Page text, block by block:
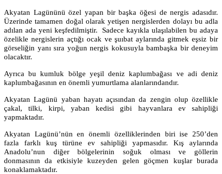
Akyatan Lagününü özel yapan bir başka öğesi de nergis adasıdır.
Üzerinde tamamen doğal olarak yetişen nergislerden dolayı bu adla
adılan ada yeni keşfedilmiştir. Sadece kayıkla ulaşılabilen bu adaya
özelikle nergislerin açtığı ocak ve şuıbat aylarında gitmek eşsiz bir
görseliğin yanı sıra yoğun nergis kokusuyla bambaşka bir deneyim
olacaktır.
Ayrıca bu kumluk bölge yeşil deniz kaplumbağası ve adi deniz
kaplumbağasının en önemli yumurtlama alanlarındandır.
Akyatan Lagünü yaban hayatı açısından da zengin olup özellikle
çakal, tilki, kirpi, yaban kedisi gibi hayvanlara ev sahipliği
yapmaktadır.
Akyatan Lagünü’nün en önemli özelliklerinden biri ise 250’den
fazla farklı kuş türüne ev sahipliği yapmasıdır. Kış aylarında
Anadolu’nun diğer bölgelerinin soğuk olması ve göllerin
donmasının da etkisiyle kuzeyden gelen göçmen kuşlar burada
konaklamaktadır.